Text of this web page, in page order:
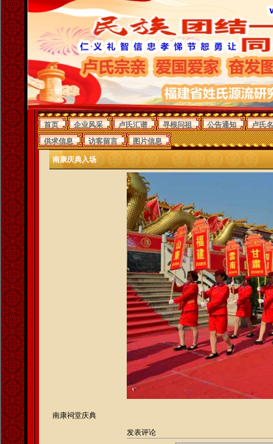
首页 企业风采 卢氏汇谱 寻根问祖 公告通知
卢氏
供求信息
访客留言 图片信息
南康庆典入场
南康祠堂庆典
发表评论